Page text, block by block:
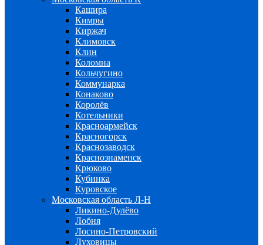
Кашира
Кимры
Киржач
Климовск
Клин
Коломна
Кольчугино
Коммунарка
Конаково
Королёв
Котельники
Красноармейск
Красногорск
Краснозаводск
Краснознаменск
Крюково
Кубинка
Куровское
Московская область Л-Н
Ликино-Дулёво
Лобня
Лосино-Петровский
Луховицы